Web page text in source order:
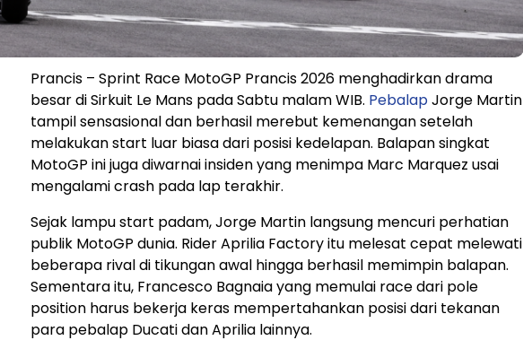
Prancis – Sprint Race MotoGP Prancis 2026 menghadirkan drama
besar di Sirkuit Le Mans pada Sabtu malam WIB. PebalapJorge Martin
tampil sensasional dan berhasil merebut kemenangan setelah
melakukan start luar biasa dari posisi kedelapan. Balapan singkat
MotoGP ini juga diwarnai insiden yang menimpa Marc Marquez usai
mengalami crash pada lap terakhir.
Sejak lampu start padam, Jorge Martin langsung mencuri perhatian
publik MotoGP dunia. Rider Aprilia Factory itu melesat cepat melewati
beberapa rival di tikungan awal hingga berhasil memimpin balapan.
Sementara itu, Francesco Bagnaia yang memulai race dari pole
position harus bekerja keras mempertahankan posisi dari tekanan
para pebalap Ducati dan Aprilia lainnya.